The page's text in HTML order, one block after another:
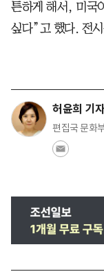
튼하게 해서, 미국
싶다”고 했다. 전
허윤희 기자
편집국 문화